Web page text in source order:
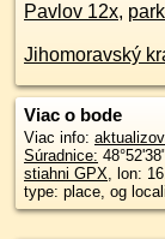
Pavlov 12x,
Jihomoravský
Viac o bode
Viac info:
Súradnice:
stiahni GPX, lon:
type: place, og